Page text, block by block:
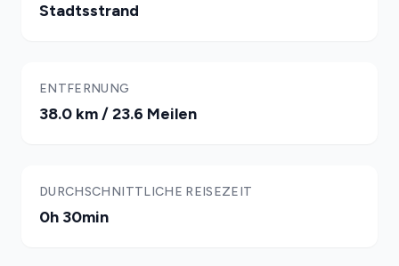
Stadtsstrand
ENTFERNUNG
38.0 km / 23.6 Meilen
DURCHSCHNITTLICHE REISEZEIT
0h 30min